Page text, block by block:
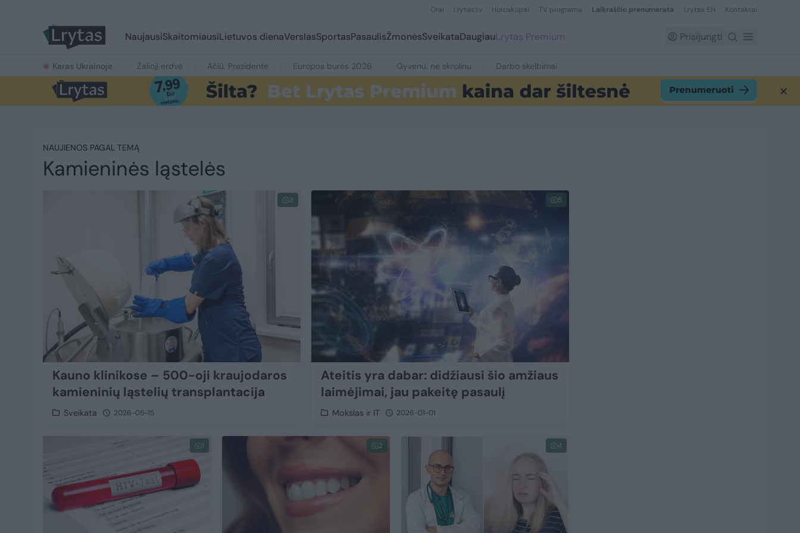
Orai Lrytas.tv Horoskopai TV programa Laikraščio prenumerata Lrytas EN Kontaktai
NaujausiSkaitomiausiLietuvos dienaVerslasSportasPasaulisŽmonėsSveikataDaugiauLrytas Premium Prisijungti
Karas Ukrainoje Žalioji erdvė Ačiū, Prezidente Europos burės 2026 Gyvenu, ne skrolinu Darbo skelbimai
NAUJIENOS PAGAL TEMĄ
Kamieninės ląstelės
3
Kauno klinikose – 500-oji kraujodaros
kamieninių ląstelių transplantacija
Sveikata 2026-05-15
5
Ateitis yra dabar: didžiausi šio amžiaus
laimėjimai, jau pakeitę pasaulį
Mokslas ir IT 2026-01-01
1 2 4